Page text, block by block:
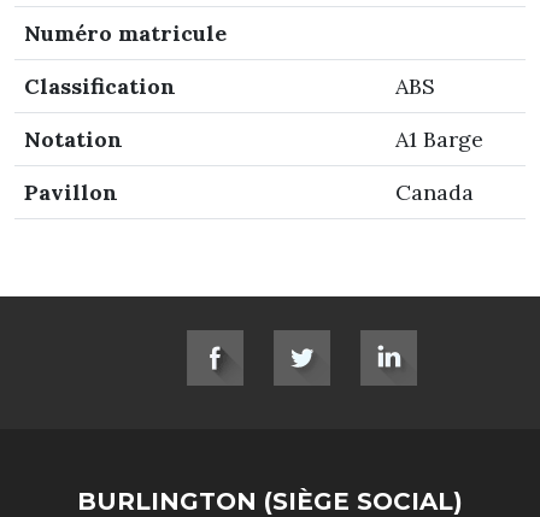
Numéro matricule
Classification
ABS
Notation
A1 Barge
Pavillon
Canada
SOCIAL LINKS
BURLINGTON (SIÈGE SOCIAL)